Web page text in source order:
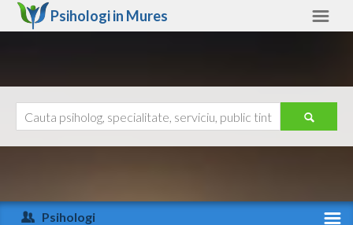
Psihologi in Mures
Arad
Ajutor
Psihologi